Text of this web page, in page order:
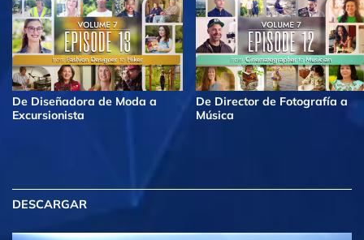
De Diseñadora de Moda a
Excursionista
De Director de Fotografía a
Música
DESCARGAR